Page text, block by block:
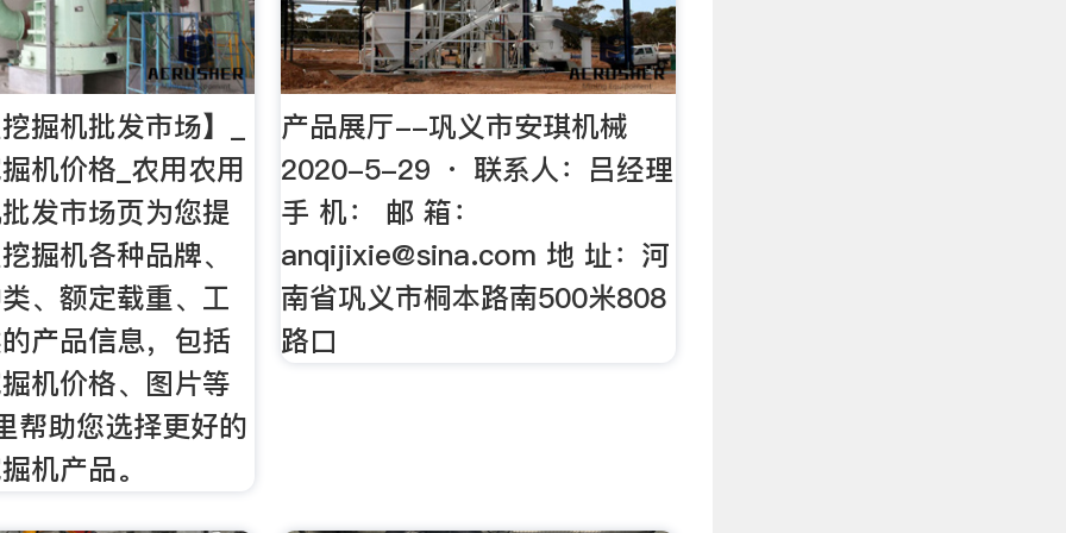
掘机批发市场】_
机价格_农用农用
发市场页为您提
掘机各种品牌、
、额定载重、工
产品信息，包括
机价格、图片等
帮助您选择更好的
机产品。
产品展厅--巩义市安琪机械
2020-5-29 · 联系人：吕经理
手 机： 邮 箱：
anqijixie@sina.com 地 址：河
南省巩义市桐本路南500米808
路口